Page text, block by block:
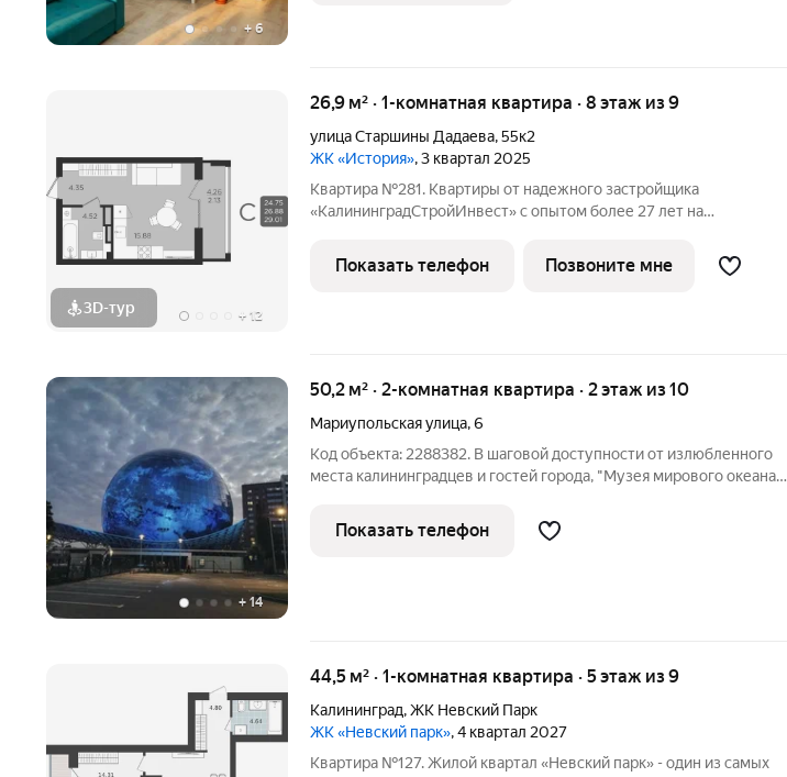
+ 6
3D-тур + 12
26,9 м² · 1-комнатная квартира · 8 этаж из 9
улица Старшины Дадаева,55к2
ЖК «История», 3 квартал 2025
Квартира №281. Квартиры от надежного застройщика
«КалининградСтройИнвест» с опытом более 27 лет на
этап 2 дом II, III, IX этап Расположение: Жилой квартал из двух
девятиэтажных домов
Показать телефон Позвоните мне
+ 14
50,2 м² · 2-комнатная квартира · 2 этаж из 10
Мариупольская улица,6
Код объекта: 2288382. В шаговой доступности от излюбленного
места калининградцев и гостей города, "Музея мирового океана",
недвижимость в caмoм сердце Калининграда? Тогда это
объявление для Ваc! Мы
Показать телефон
44,5 м² · 1-комнатная квартира · 5 этаж из 9
Калининград,ЖК Невский Парк
ЖК «Невский парк», 4 квартал 2027
Квартира №127. Жилой квартал «Невский парк» - один из самых